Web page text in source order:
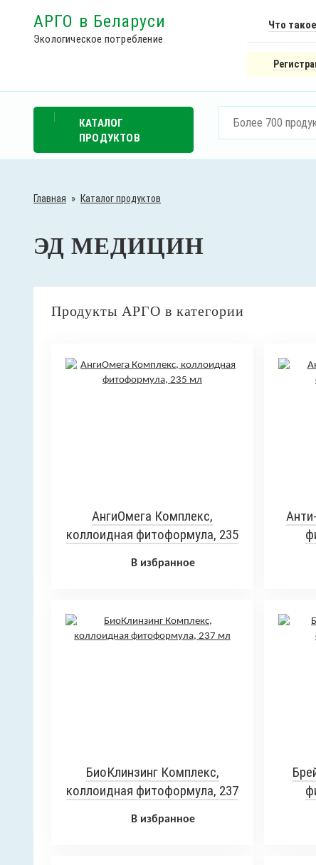
АРГО в Беларуси
Экологическое потребление
Что
КАТАЛОГ
ПРОДУКТОВ
Главная » Каталог продуктов
ЭД МЕДИЦИН
Продукты АРГО в категории
АнгиОмега Комплекс,
коллоидная фитоформула, 235
В избранное
БиоКлинзинг Комплекс,
коллоидная фитоформула, 237
В избранное